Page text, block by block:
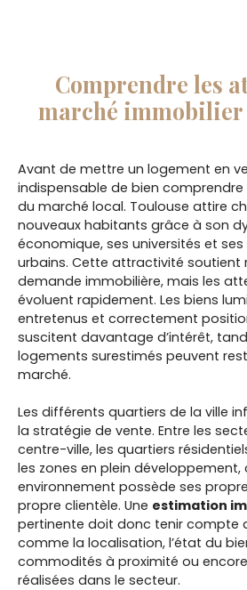
Comprendre les
marché
Avant de mettre un logement en
indispensable de bien
du marché local. Toulouse attire
nouveaux habitants grâce à son
économique, ses universités et
urbains. Cette attractivité soutient
demande immobilière, mais les
évoluent rapidement. Les biens
entretenus et correctement
suscitent davantage d’intérêt,
logements surestimés peuvent
marché.
Les différents quartiers de la ville
la stratégie de vente. Entre les
centre-ville, les quartiers
les zones en plein développement,
environnement possède ses
propre clientèle. Une estimation
pertinente doit donc tenir compte
comme la localisation, l’état du
commodités à proximité ou
réalisées dans le secteur.